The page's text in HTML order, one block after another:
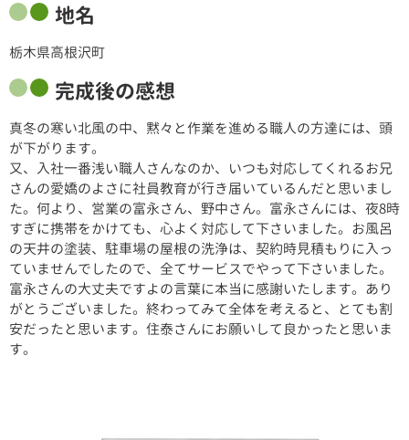
地名
栃木県高根沢町
完成後の感想
真冬の寒い北風の中、黙々と作業を進める職人の方達には、頭
が下がります。
又、入社一番浅い職人さんなのか、いつも対応してくれるお兄
さんの愛嬌のよさに社員教育が行き届いているんだと思いまし
た。何より、営業の富永さん、野中さん。富永さんには、夜8時
すぎに携帯をかけても、心よく対応して下さいました。お風呂
の天井の塗装、駐車場の屋根の洗浄は、契約時見積もりに入っ
ていませんでしたので、全てサービスでやって下さいました。
富永さんの大丈夫ですよの言葉に本当に感謝いたします。あり
がとうございました。終わってみて全体を考えると、とても割
安だったと思います。住泰さんにお願いして良かったと思いま
す。